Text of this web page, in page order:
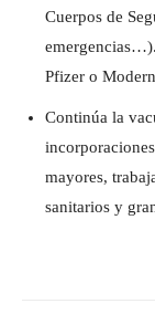
Cuerpos de
Pfizer o
Continúa la
mayores,
sanitarios y